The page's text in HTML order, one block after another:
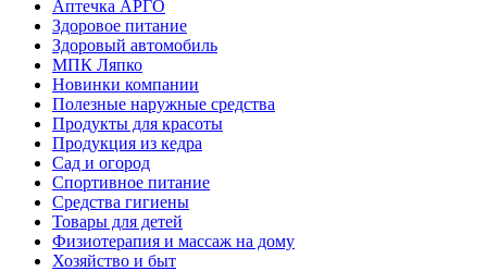
Аптечка АРГО
Здоровое питание
Здоровый автомобиль
МПК Ляпко
Новинки компании
Полезные наружные средства
Продукты для красоты
Продукция из кедра
Сад и огород
Спортивное питание
Средства гигиены
Товары для детей
Физиотерапия и массаж на дому
Хозяйство и быт